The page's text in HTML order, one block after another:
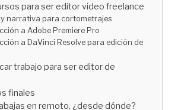
para ser editor video freelance
narrativa para cortometrajes
a Adobe Premiere Pro
a DaVinci Resolve para edición de
trabajo para ser editor de
finales
en remoto, ¿desde dónde?